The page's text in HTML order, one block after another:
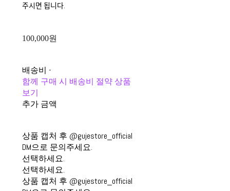
주시면 됩니다.
100,000원
배송비 -
함께 구매 시 배송비 절약 상품
보기
추가 금액
상품 캡처 후 @gujestore_official
DM으로 문의주세요.
선택하세요.
선택하세요.
상품 캡처 후 @gujestore_official